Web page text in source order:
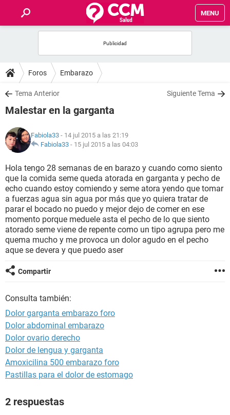
MENU
FOROS
SALUD
NUTRICIÓN
BIENESTAR
SEXUALIDAD
GLOSARIO
Foros Embarazo
Tema Anterior Siguiente Tema
Malestar en la garganta
Fabiola33 - 14 jul 2015 a las 21:19
Fabiola33 - 15 jul 2015 a las 04:03
Hola tengo 28 semanas de en barazo y cuando como siento
que la comida seme queda atorada en garganta y pecho de
echo cuando estoy comiendo y seme atora yendo que tomar
a fuerzas agua sin agua por más que yo quiera tratar de
parar el bocado no puedo y mejor dejo de comer en ese
momento porque meduele asta el pecho de lo que siento
atorado seme viene de repente como un tipo agrupa pero me
quema mucho y me provoca un dolor agudo en el pecho
aque se devera y que puedo aser
Compartir
Consulta también:
Dolor garganta embarazo foro
Dolor abdominal embarazo
Dolor ovario derecho
Dolor de lengua y garganta
Amoxicilina 500 embarazo foro
Pastillas para el dolor de estomago
2 respuestas